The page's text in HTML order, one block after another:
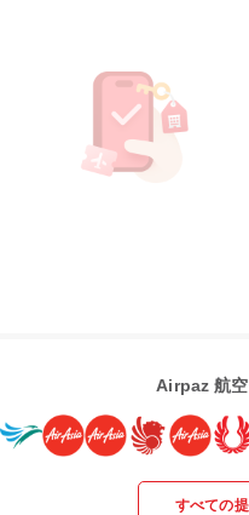
Airpaz 航
すべての